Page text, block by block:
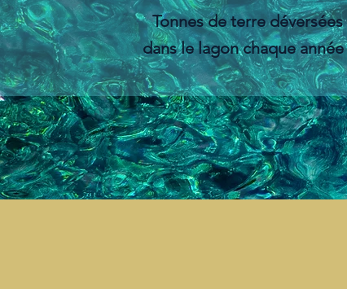
Tonnes de terre déversées
dans le lagon chaque